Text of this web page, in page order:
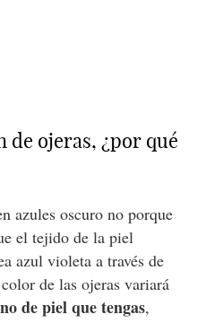
de ojeras, ¿por qué
azules oscuro no porque
el tejido de la piel
azul violeta a través de
de las ojeras variará
de piel que tengas,